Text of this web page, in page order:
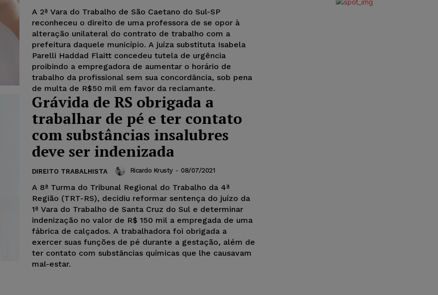
A 2ª Vara do Trabalho de São Caetano do Sul-SP
reconheceu o direito de uma professora de se opor à
alteração unilateral do contrato de trabalho com a
prefeitura daquele município. A juíza substituta Isabela
Parelli Haddad Flaitt concedeu tutela de urgência
proibindo a empregadora de aumentar o horário de
trabalho da profissional sem sua concordância, sob pena
de multa de R$50 mil em favor da reclamante.
Grávida de RS obrigada a
trabalhar de pé e ter contato
com substâncias insalubres
deve ser indenizada
DIREITO TRABALHISTA Ricardo Krusty - 08/07/2021
A 8ª Turma do Tribunal Regional do Trabalho da 4ª
Região (TRT-RS), decidiu reformar sentença do juízo da
1ª Vara do Trabalho de Santa Cruz do Sul e determinar
indenização no valor de R$ 150 mil a empregada de uma
fábrica de calçados. A trabalhadora foi obrigada a
exercer suas funções de pé durante a gestação, além de
ter contato com substâncias químicas que lhe causavam
mal-estar.